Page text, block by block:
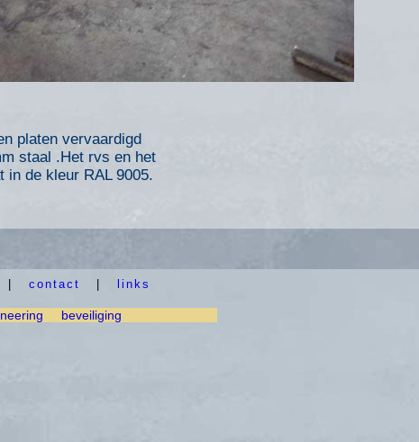
platen vervaardigd
staal .Het rvs en het
in de kleur RAL 9005.
contact | links
beveiliging